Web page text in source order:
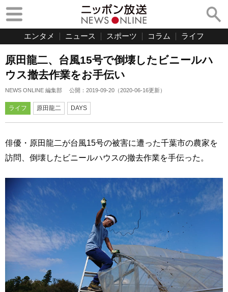
エンタメ ニュース スポーツ コラム ライフ
原田龍二、台風15号で倒壊したビニールハ
ウス撤去作業をお手伝い
NEWS ONLINE 編集部 公開： 2019-09-20 （2020-06-16更新）
ライフ 原田龍二 DAYS
俳優・原田龍二が台風15号の被害に遭った千葉市の農家を
訪問、倒壊したビニールハウスの撤去作業を手伝った。